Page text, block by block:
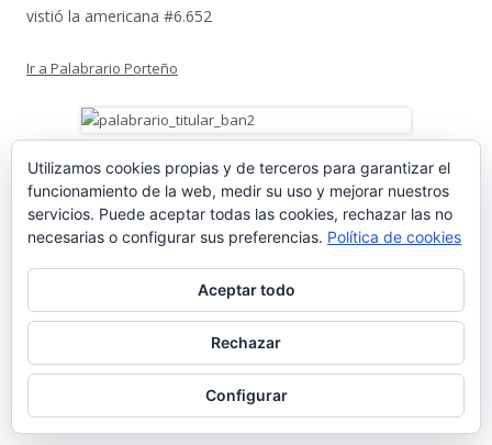
vistió la americana #6.652
Ir a Palabrario Porteño
Utilizamos cookies propias y de terceros para garantizar el
funcionamiento de la web, medir su uso y mejorar nuestros
servicios. Puede aceptar todas las cookies, rechazar las no
necesarias o configurar sus preferencias. Política de cookies
Aceptar todo
Rechazar
Configurar